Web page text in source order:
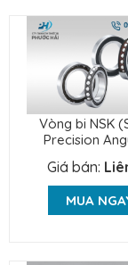
Vòng bi NSK
Precision
Giá bán:
MUA